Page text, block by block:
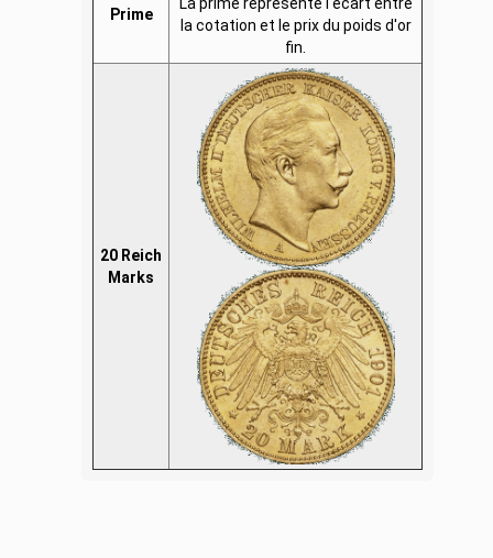
Prime
la cotation et le prix du poids d'or
fin.
20 Reich
Marks